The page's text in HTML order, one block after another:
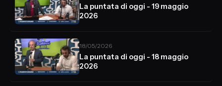
La puntata di oggi - 19 maggio
2026
18/05/2026
La puntata di oggi - 18 maggio
2026